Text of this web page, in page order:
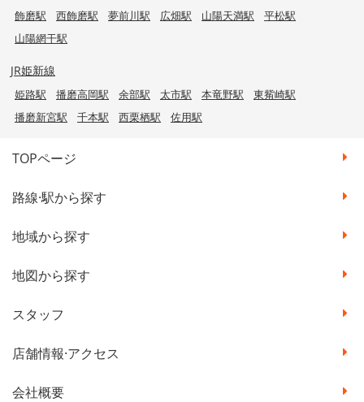
飾磨駅 西飾磨駅 夢前川駅 広畑駅 山陽天満駅
平松駅
山陽網干駅
JR姫新線
姫路駅 播磨高岡駅 余部駅 太市駅 本竜野駅
東觜崎駅
播磨新宮駅
千本駅 西栗栖駅 佐用駅
TOPページ
路線·駅から探す
地域から探す
地図から探す
スタッフ
店舗情報·アクセス
会社概要